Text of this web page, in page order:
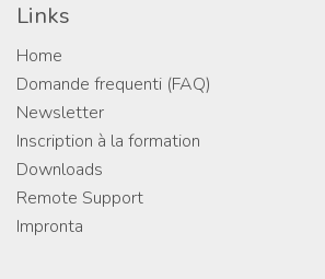
Links
Home
Domande frequenti (FAQ)
Newsletter
Inscription à la formation
Downloads
Remote Support
Impronta